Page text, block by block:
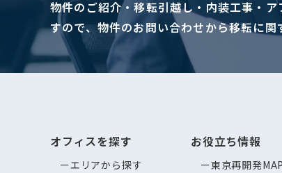
物件のご紹介・移転引越し・内装工事・
すので、物件のお問い合わせから移転に
オフィスを探す
エリアから探す
お役立ち情報
東京再開発MAP